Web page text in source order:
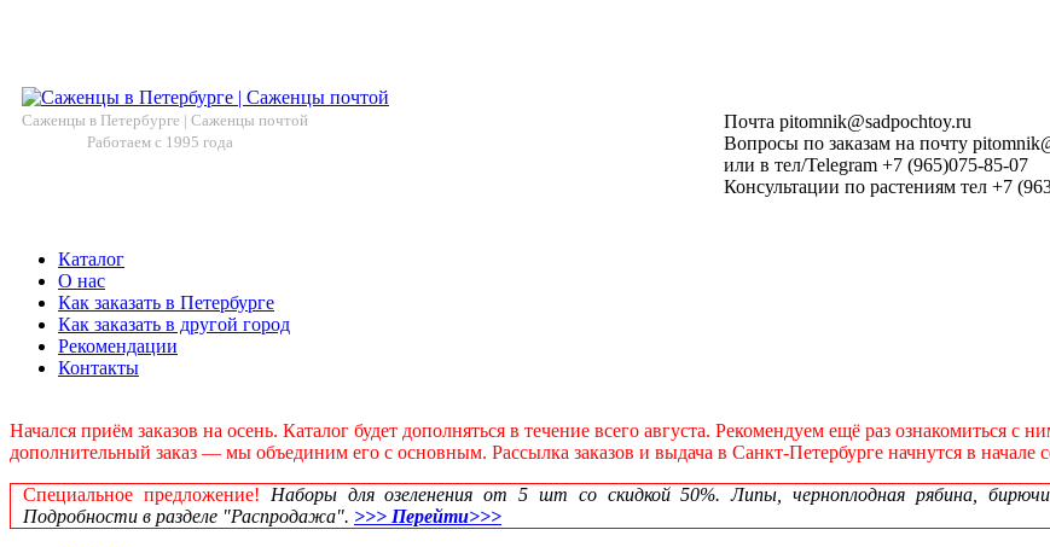
Саженцы в Петербурге | Саженцы почтой
Работаем с 1995 года
Почта pitomnik@sadpochtoy.ru
Вопросы по заказам на почту
или в тел/Telegram +7 (965)075-85-07
Консультации по растениям тел +7
Каталог
О нас
Как заказать в Петербурге
Как заказать в другой город
Рекомендации
Контакты
Начался приём заказов на осень. Каталог будет дополняться в течение всего августа. Рекомендуем ещё раз ознакомиться
дополнительный заказ — мы объединим его с основным. Рассылка заказов и выдача в Санкт‑Петербурге начнутся в начале
Специальное предложение! Наборы для озеленения от 5 шт со скидкой 50%. Липы, черноплодная рябина,
Подробности в разделе "Распродажа". >>> Перейти>>>